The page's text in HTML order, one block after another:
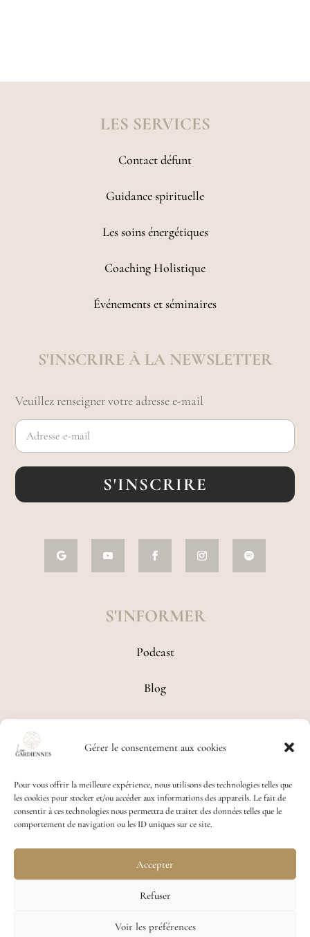
Gérer le consentement aux cookies
Pour vous offrir la meilleure expérience, nous utilisons des technologies telles que
les cookies pour stocker et/ou accéder aux informations des appareils. Le fait de
consentir à ces technologies nous permettra de traiter des données telles que le
comportement de navigation ou les ID uniques sur ce site.
Accepter
Refuser
Voir les préférences
LES SERVICES
Contact défunt
Guidance spirituelle
Les soins énergétiques
Coaching Holistique
Événements et séminaires
S'INSCRIRE À LA NEWSLETTER
Veuillez renseigner votre adresse e-mail
S'INSCRIRE
S'INFORMER
Podcast
Blog
Contact
No Result Website Carbon
• Site web éco-responsable fait avec ♥ • Tous droits